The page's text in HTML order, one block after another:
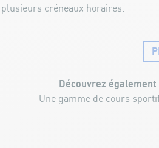
plusieurs créneaux horaires.
Découvrez également
Une gamme de cours